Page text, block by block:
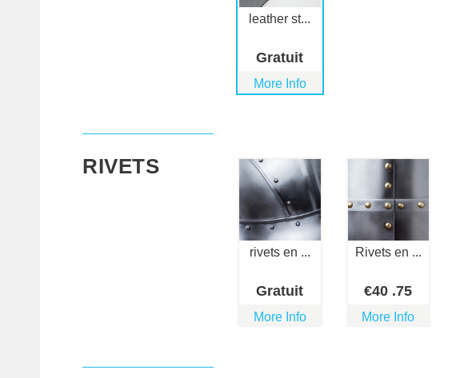
leather st...
Gratuit
More Info
RIVETS
rivets en ...
Gratuit
More Info
Rivets en ...
€40 .75
More Info